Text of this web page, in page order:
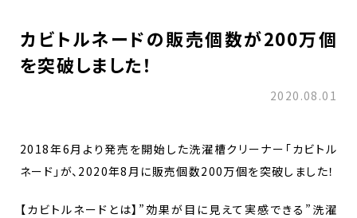
カビトルネードの販売個数が200万個
を突破しました！
2020.08.01
2018年6月より発売を開始した洗濯槽クリーナー「カビトル
ネード」が、2020年8月に販売個数200万個を突破しました！
【カビトルネードとは】”効果が目に見えて実感できる”洗濯